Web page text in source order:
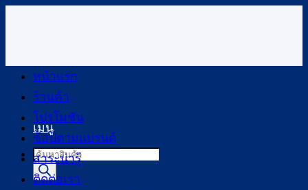
เนื้อหา
เมนู
Products
search
หน้าแรก
ร้านค้า
โปรโมชัน
ช้อปตามแบรนด์
สาระน่ารู้
ติดต่อเรา